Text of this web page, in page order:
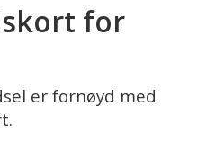
for
er fornøyd med